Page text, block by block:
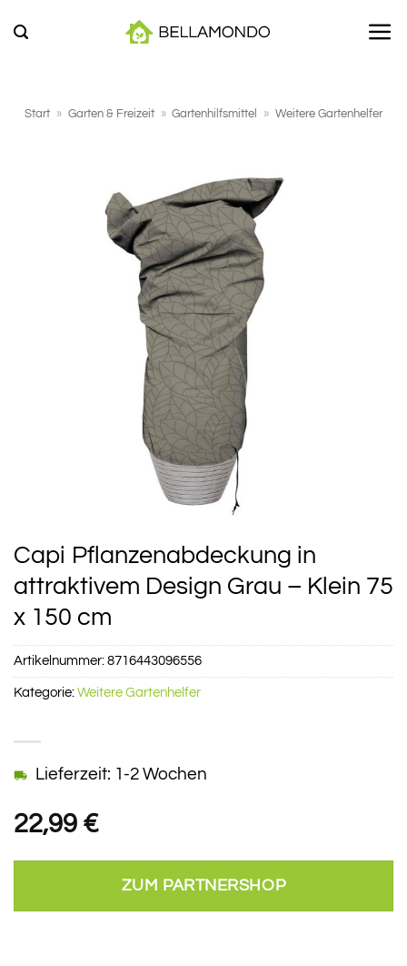
Inhalt
Start » Garten & Freizeit » Gartenhilfsmittel » Weitere Gartenhelfer
Capi Pflanzenabdeckung in
attraktivem Design Grau – Klein 75
x 150 cm
22,99 €
Lieferzeit: 1-2 Wochen
ZUM PARTNERSHOP
Artikelnummer: 8716443096556
Kategorie: Weitere Gartenhelfer